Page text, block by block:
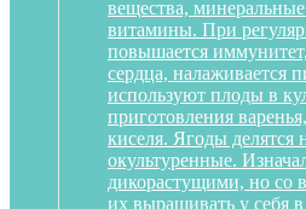
вещества,
витамины. При
повышается
сердца, налаживается
используют плоды в
приготовления
киселя. Ягоды делятся
окультуренные.
дикорастущими, но со
их выращивать у себя